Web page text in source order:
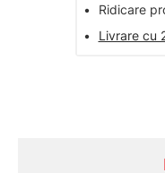
•
Ridicare
•
Livrare cu